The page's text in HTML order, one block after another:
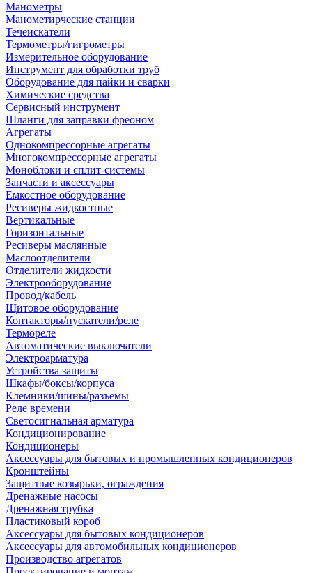
Манометры
Манометирческие станции
Течеискатели
Термометры/гигрометры
Измерительное оборудование
Инструмент для обработки труб
Оборудование для пайки и сварки
Химические средства
Сервисный инструмент
Шланги для заправки фреоном
Агрегаты
Однокомпрессорные агрегаты
Многокомпрессорные агрегаты
Моноблоки и сплит-системы
Запчасти и аксессуары
Емкостное оборудование
Ресиверы жидкостные
Вертикальные
Горизонтальные
Ресиверы маслянные
Маслоотделители
Отделители жидкости
Электрооборудование
Провод/кабель
Щитовое оборудование
Контакторы/пускатели/реле
Термореле
Автоматические выключатели
Электроарматура
Устройства защиты
Шкафы/боксы/корпуса
Клемники/шины/разъемы
Реле времени
Светосигнальная арматура
Кондиционирование
Кондиционеры
Аксессуары для бытовых и промышленных кондиционеров
Кронштейны
Защитные козырьки, ограждения
Дренажные насосы
Дренажная трубка
Пластиковый короб
Аксессуары для бытовых кондиционеров
Аксессуары для автомобильных кондиционеров
Производство агрегатов